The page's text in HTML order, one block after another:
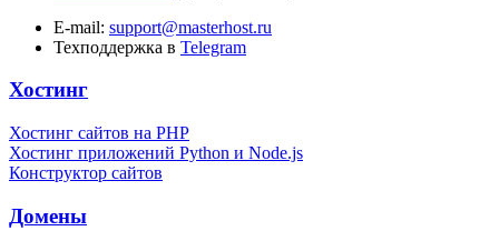
E-mail: support@masterhost.ru
Техподдержка в Telegram
Хостинг
Хостинг сайтов на PHP
Хостинг приложений Python и Node.js
Конструктор сайтов
Домены